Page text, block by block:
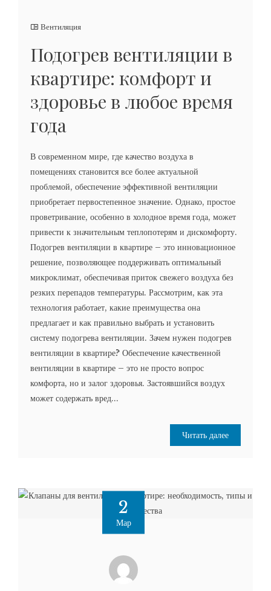
Вентиляция
Подогрев вентиляции в
квартире: комфорт и
здоровье в любое время
года
В современном мире, где качество воздуха в
помещениях становится все более актуальной
проблемой, обеспечение эффективной вентиляции
приобретает первостепенное значение. Однако, простое
проветривание, особенно в холодное время года, может
привести к значительным теплопотерям и дискомфорту.
Подогрев вентиляции в квартире – это инновационное
решение, позволяющее поддерживать оптимальный
микроклимат, обеспечивая приток свежего воздуха без
резких перепадов температуры. Рассмотрим, как эта
технология работает, какие преимущества она
предлагает и как правильно выбрать и установить
систему подогрева вентиляции. Зачем нужен подогрев
вентиляции в квартире? Обеспечение качественной
вентиляции в квартире – это не просто вопрос
комфорта, но и залог здоровья. Застоявшийся воздух
может содержать вред...
Читать далее
2
Мар